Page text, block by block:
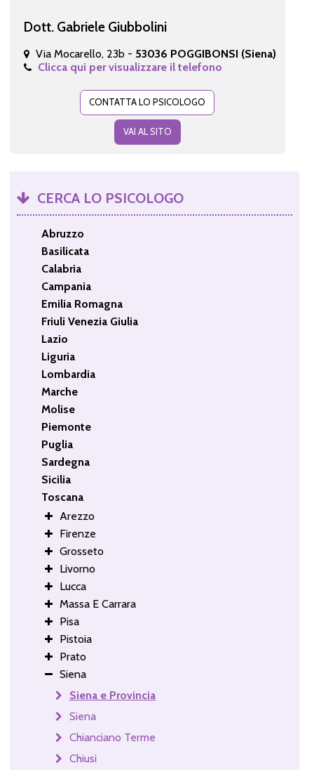
Dott. Gabriele Giubbolini
Via Mocarello, 23b - 53036 POGGIBONSI (Siena)
Clicca qui per visualizzare il telefono
CONTATTA LO PSICOLOGO
VAI AL SITO
CERCA LO PSICOLOGO
Abruzzo
Basilicata
Calabria
Campania
Emilia Romagna
Friuli Venezia Giulia
Lazio
Liguria
Lombardia
Marche
Molise
Piemonte
Puglia
Sardegna
Sicilia
Toscana
Arezzo
Firenze
Grosseto
Livorno
Lucca
Massa E Carrara
Pisa
Pistoia
Prato
Siena
Siena e Provincia
Siena
Chianciano Terme
Chiusi